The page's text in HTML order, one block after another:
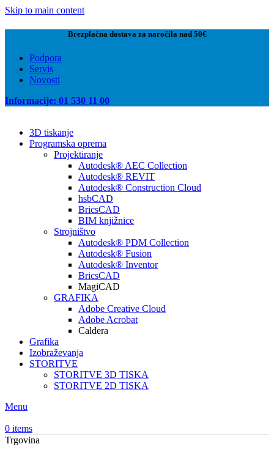
Skip to main content
Brezplačna dostava za naročila nad 50€
Podpora
Servis
Novosti
Informacije: 01 530 11 00
3D tiskanje
Programska oprema
Projektiranje
Autodesk® AEC Collection
Autodesk® REVIT
Autodesk® Construction Cloud
hsbCAD
BricsCAD
BIM knjižnice
Strojništvo
Autodesk® PDM Collection
Autodesk® Fusion
Autodesk® Inventor
BricsCAD
MagiCAD
GRAFIKA
Adobe Creative Cloud
Adobe Acrobat
Caldera
Grafika
Izobraževanja
STORITVE
STORITVE 3D TISKA
STORITVE 2D TISKA
Menu
0 items
Trgovina